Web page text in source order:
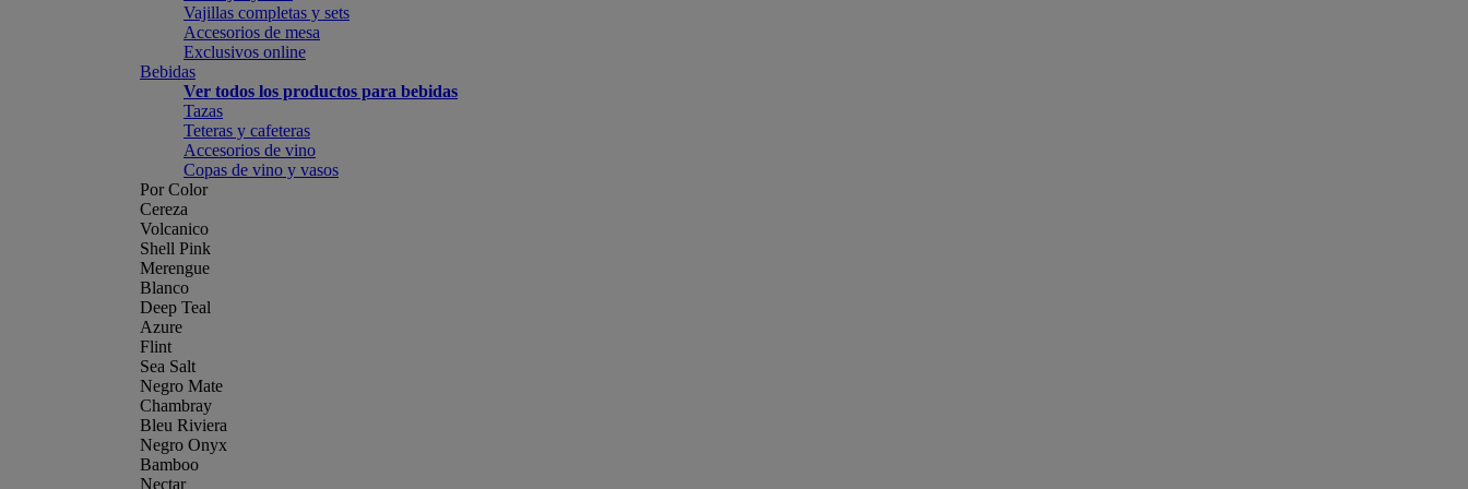
Vajillas completas y sets
Accesorios de mesa
Exclusivos online
Bebidas
Ver todos los productos para bebidas
Tazas
Teteras y cafeteras
Accesorios de vino
Copas de vino y vasos
Por Color
Cereza
Volcanico
Shell Pink
Merengue
Blanco
Deep Teal
Azure
Flint
Sea Salt
Negro Mate
Chambray
Bleu Riviera
Negro Onyx
Bamboo
Nectar